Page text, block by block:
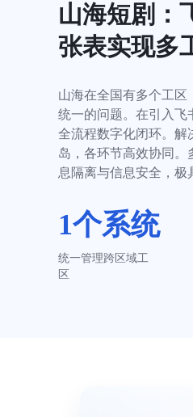
山海短剧：
张表实现多
山海在全国有多个工区
统一的问题。在引入飞
全流程数字化闭环。解
岛，各环节高效协同
息隔离与信息安全，极
1个系统
统一管理跨区域工
区